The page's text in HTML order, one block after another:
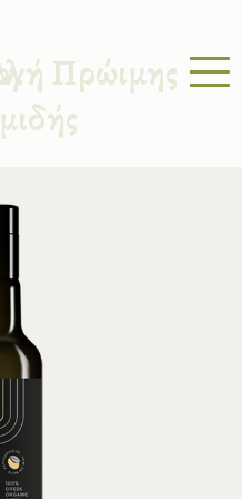
Πρώιμης